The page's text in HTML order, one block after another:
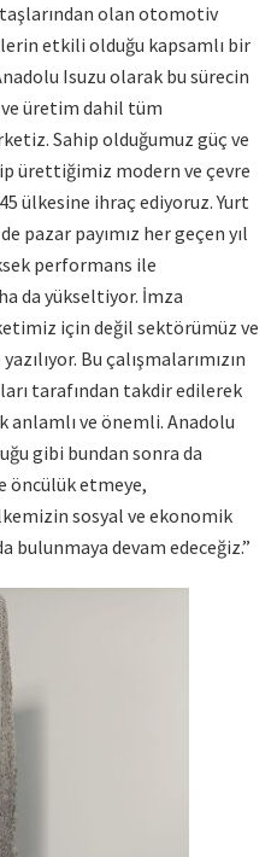
olan otomotiv
etkili olduğu kapsamlı bir
Isuzu olarak bu sürecin
üretim dahil tüm
Sahip olduğumuz güç ve
ürettiğimiz modern ve çevre
ülkesine ihraç ediyoruz. Yurt
pazar payımız her geçen yıl
performans ile
da yükseltiyor. İmza
için değil sektörümüz ve
Bu çalışmalarımızın
tarafından takdir edilerek
ve önemli. Anadolu
gibi bundan sonra da
etmeye,
sosyal ve ekonomik
bulunmaya devam edeceğiz.”